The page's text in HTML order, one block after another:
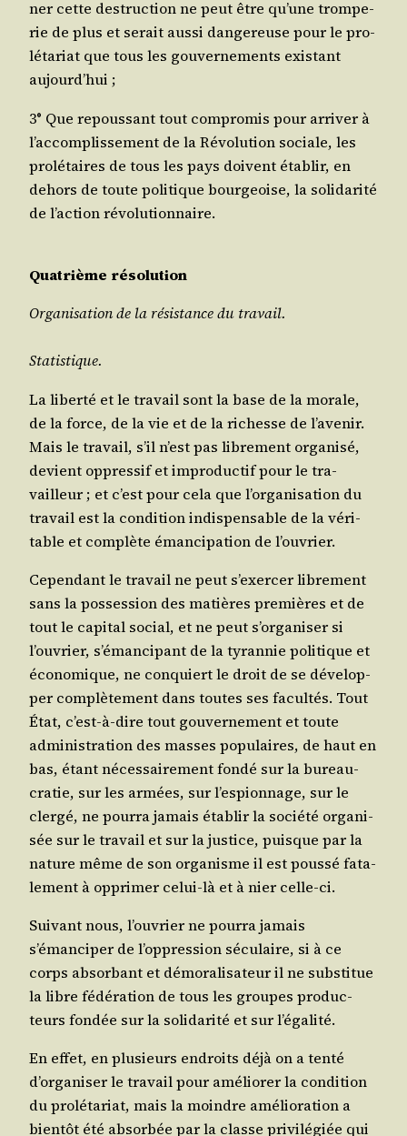
ner cette des­truc­tion ne peut être qu’une trom­pe­
rie de plus et serait aus­si dan­ge­reuse pour le pro­
lé­ta­riat que tous les gou­ver­ne­ments exis­tant
aujourd’hui ;
3° Que repous­sant tout com­pro­mis pour arri­ver à
l’accomplissement de la Révo­lu­tion sociale, les
pro­lé­taires de tous les pays doivent éta­blir, en
dehors de toute poli­tique bour­geoise, la soli­da­ri­té
de l’action révolutionnaire.
Qua­trième résolution
Orga­ni­sa­tion de la résis­tance du travail.
Sta­tis­tique.
La liber­té et le tra­vail sont la base de la morale,
de la force, de la vie et de la richesse de l’avenir.
Mais le tra­vail, s’il n’est pas libre­ment orga­ni­sé,
devient oppres­sif et impro­duc­tif pour le tra­
vailleur ; et c’est pour cela que l’organisation du
tra­vail est la condi­tion indis­pen­sable de la véri­
table et com­plète éman­ci­pa­tion de l’ouvrier.
Cepen­dant le tra­vail ne peut s’exercer libre­ment
sans la pos­ses­sion des matières pre­mières et de
tout le capi­tal social, et ne peut s’organiser si
l’ouvrier, s’émancipant de la tyran­nie poli­tique et
éco­no­mique, ne conquiert le droit de se déve­lop­
per com­plè­te­ment dans toutes ses facul­tés. Tout
État, c’est-à-dire tout gou­ver­ne­ment et toute
admi­nis­tra­tion des masses popu­laires, de haut en
bas, étant néces­sai­re­ment fon­dé sur la bureau­
cra­tie, sur les armées, sur l’espionnage, sur le
cler­gé, ne pour­ra jamais éta­blir la socié­té orga­ni­
sée sur le tra­vail et sur la jus­tice, puisque par la
nature même de son orga­nisme il est pous­sé fata­
le­ment à oppri­mer celui-là et à nier celle-ci.
Sui­vant nous, l’ouvrier ne pour­ra jamais
s’émanciper de l’oppression sécu­laire, si à ce
corps absor­bant et démo­ra­li­sa­teur il ne sub­sti­tue
la libre fédé­ra­tion de tous les groupes pro­duc­
teurs fon­dée sur la soli­da­ri­té et sur l’égalité.
En effet, en plu­sieurs endroits déjà on a ten­té
d’organiser le tra­vail pour amé­lio­rer la condi­tion
du pro­lé­ta­riat, mais la moindre amé­lio­ra­tion a
bien­tôt été absor­bée par la classe pri­vi­lé­giée qui